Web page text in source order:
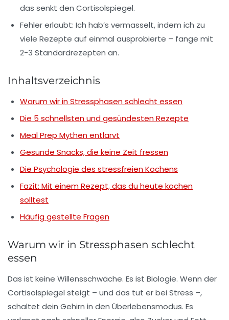
das senkt den Cortisolspiegel.
Fehler erlaubt: Ich hab’s vermasselt, indem ich zu
viele Rezepte auf einmal ausprobierte – fange mit
2-3 Standardrezepten an.
Inhaltsverzeichnis
Warum wir in Stressphasen schlecht essen
Die 5 schnellsten und gesündesten Rezepte
Meal Prep Mythen entlarvt
Gesunde Snacks, die keine Zeit fressen
Die Psychologie des stressfreien Kochens
Fazit: Mit einem Rezept, das du heute kochen
solltest
Häufig gestellte Fragen
Warum wir in Stressphasen schlecht
essen
Das ist keine Willensschwäche. Es ist Biologie. Wenn der
Cortisolspiegel steigt – und das tut er bei Stress –,
schaltet dein Gehirn in den Überlebensmodus. Es